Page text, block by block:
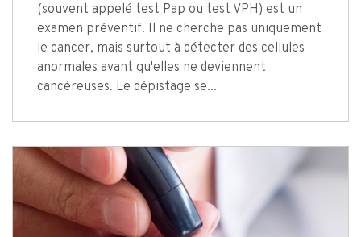
(souvent appelé test Pap ou test VPH) est un
examen préventif. Il ne cherche pas uniquement
le cancer, mais surtout à détecter des cellules
anormales avant qu'elles ne deviennent
cancéreuses. Le dépistage se...